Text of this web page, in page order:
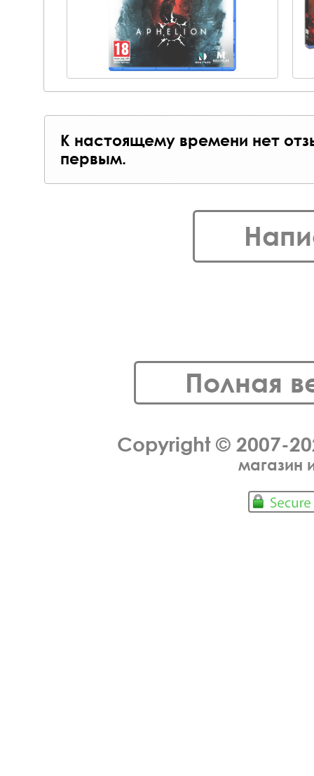
К настоящему времени нет
первым.
Полная
Copyright © 2007-
магазин